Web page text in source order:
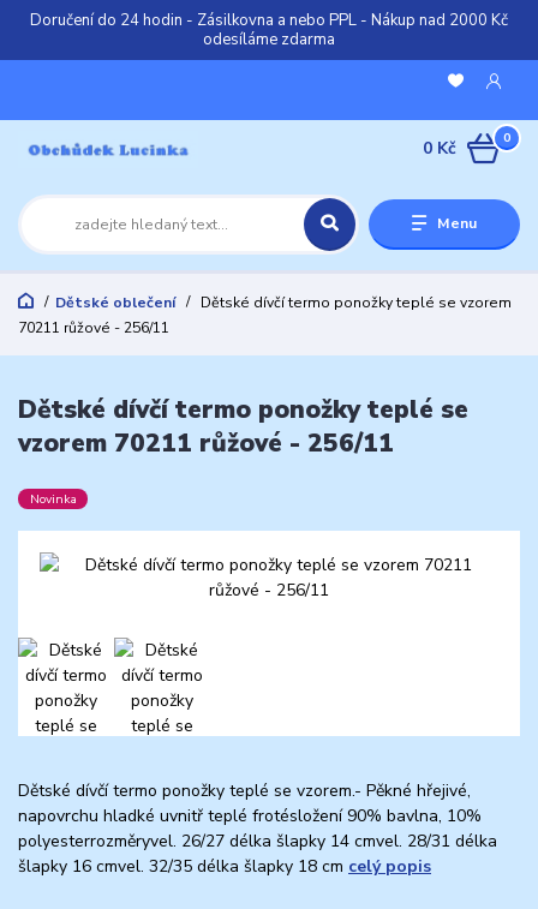
Doručení do 24 hodin - Zásilkovna a nebo PPL - Nákup nad 2000 Kč
odesíláme zdarma
Menu
0
0 Kč
Dětské oblečení
Dětské dívčí termo ponožky teplé se vzorem
70211 růžové - 256/11
Dětské dívčí termo ponožky teplé se
vzorem 70211 růžové - 256/11
Novinka
Dětské dívčí termo ponožky teplé se vzorem.- Pěkné hřejivé,
napovrchu hladké uvnitř teplé frotésložení 90% bavlna, 10%
polyesterrozměryvel. 26/27 délka šlapky 14 cmvel. 28/31 délka
šlapky 16 cmvel. 32/35 délka šlapky 18 cm celý popis